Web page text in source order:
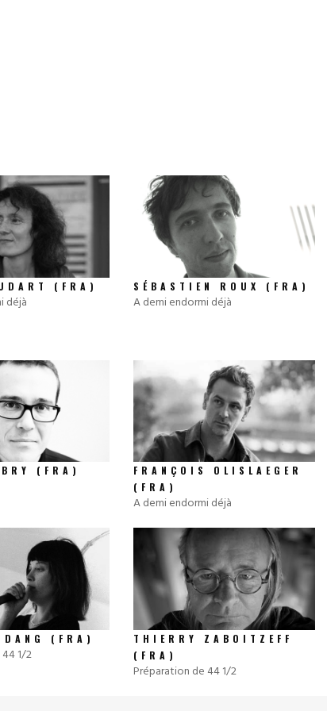
(FRA)
déjà
SÉBASTIEN ROUX (FRA)
A demi endormi déjà
(FRA)
FRANÇOIS OLISLAEGER
(FRA)
A demi endormi déjà
(FRA)
1/2
THIERRY ZABOITZEFF
(FRA)
Préparation de 44 1/2